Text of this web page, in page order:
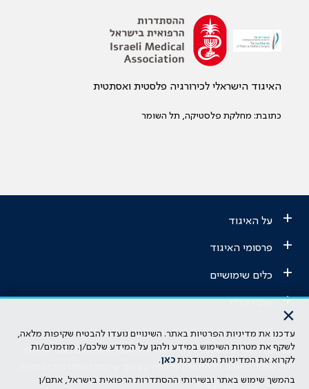
האיגוד הישראלי לכירורגיה פלסטית ואסתטית
כתובת: מחלקת פלסטיקה, תל השומר
+ על האיגוד
+ פרסומי האיגוד
+ כלים שימושיים
+
הבהרה משפטית: כל נושא המופיע באתר זה נועד להשכלה בלבד ואין לראות
בו ייעוץ רפואי או משפטי. אין הר"י אחראית לתוכן המתפרסם באתר זה ולכל
בישראל.מדיניות הפרטיות
×
עדכנו את מדיניות הפרטיות באתר. השינויים נועדו להבטיח שקיפות מלאה,
לשקף את מטרות השימוש במידע ולהגן על המידע שלכם/ן. מוזמנים/ות
לקרוא את המדיניות המעודכנת כאן.
בהמשך שימוש באתר ובשירותי ההסתדרות הרפואית בישראל, אתם/ן